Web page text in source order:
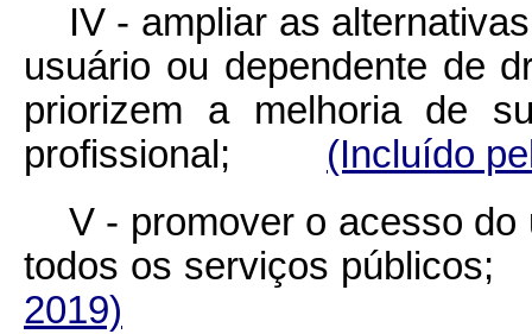
IV - ampliar as
usuário ou dependente de
priorizem a melhoria de
profissional; (Incluído
V - promover o acesso
todos os serviços
2019)